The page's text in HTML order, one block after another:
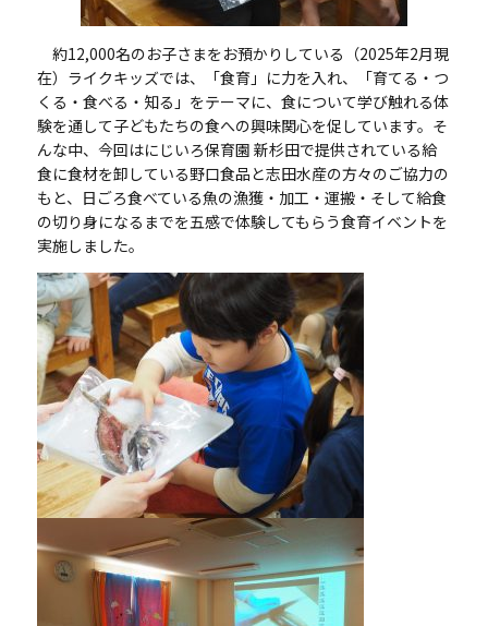
約12,000名のお子さまをお預かりしている（2025年2月現
在）ライクキッズでは、「食育」に力を入れ、「育てる・つ
くる・食べる・知る」をテーマに、食について学び触れる体
験を通して子どもたちの食への興味関心を促しています。そ
んな中、今回はにじいろ保育園 新杉田で提供されている給
食に食材を卸している野口食品と志田水産の方々のご協力の
もと、日ごろ食べている魚の漁獲・加工・運搬・そして給食
の切り身になるまでを五感で体験してもらう食育イベントを
実施しました。